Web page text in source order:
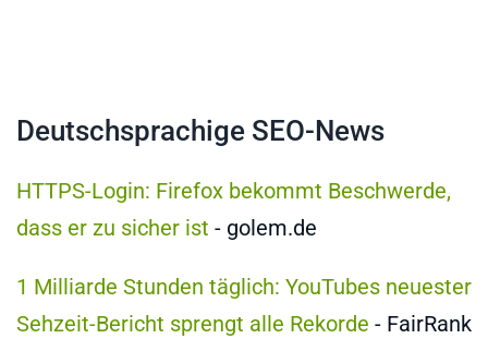
Deutschsprachige SEO-News
HTTPS-Login: Firefox bekommt Beschwerde,
dass er zu sicher ist - golem.de
1 Milliarde Stunden täglich: YouTubes neuester
Sehzeit-Bericht sprengt alle Rekorde - FairRank